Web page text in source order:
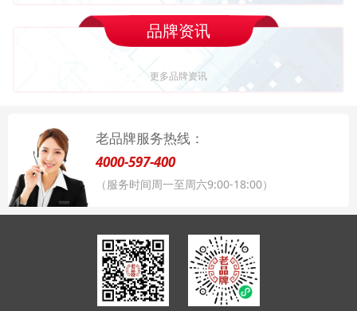
品牌资讯
更多品牌资讯
老品牌服务热线：
4000-597-400
（服务时间周一至周六9:00-18:00）